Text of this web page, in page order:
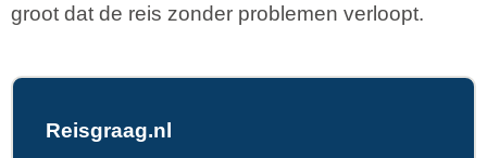
groot dat de reis zonder problemen verloopt.
Reisgraag.nl